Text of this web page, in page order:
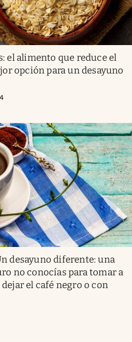
el alimento que reduce el
opción para un desayuno
desayuno diferente: una
no conocías para tomar a
el café negro o con